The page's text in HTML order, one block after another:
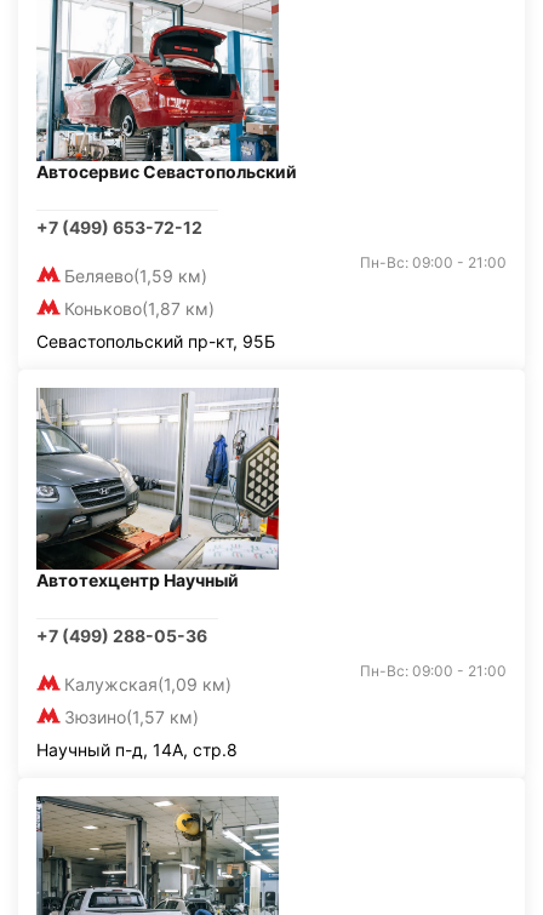
Автосервис Севастопольский
+7 (499) 653-72-12
Беляево(1,59 км)
Коньково(1,87 км)
Пн-Вс: 09:00 - 21:00
Севастопольский пр-кт, 95Б
Автотехцентр Научный
+7 (499) 288-05-36
Калужская(1,09 км)
Зюзино(1,57 км)
Пн-Вс: 09:00 - 21:00
Научный п-д, 14А, стр.8